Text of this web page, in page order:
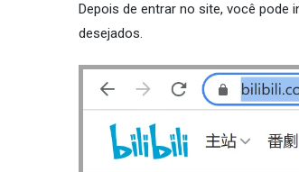
Depois de entrar no site, você pode
desejados.